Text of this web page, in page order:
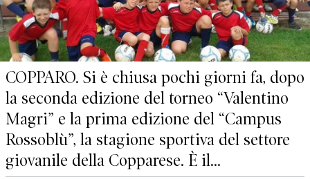
COPPARO. Si è chiusa pochi giorni fa, dopo
la seconda edizione del torneo “Valentino
Magri” e la prima edizione del “Campus
Rossoblù”, la stagione sportiva del settore
giovanile della Copparese. È il...